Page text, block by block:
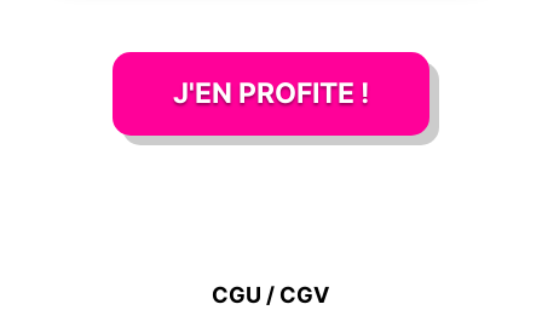
J'EN PROFITE !
CGU / CGV